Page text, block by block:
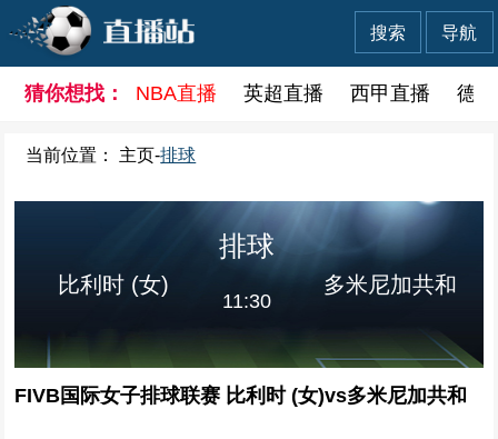
导航
搜索
猜你想找： NBA直播 英超直播 西甲直播 德
当前位置： 主页-排球
比利时 (女)
排球
11:30
多米尼加共和
FIVB国际女子排球联赛 比利时 (女)vs多米尼加共和